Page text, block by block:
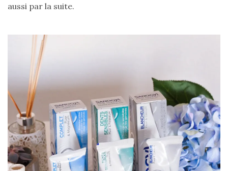
Comparatif :
Monceau
Ateliers
Auguste,
lequel
choisir
?
02/05/2026
aussi par la suite.